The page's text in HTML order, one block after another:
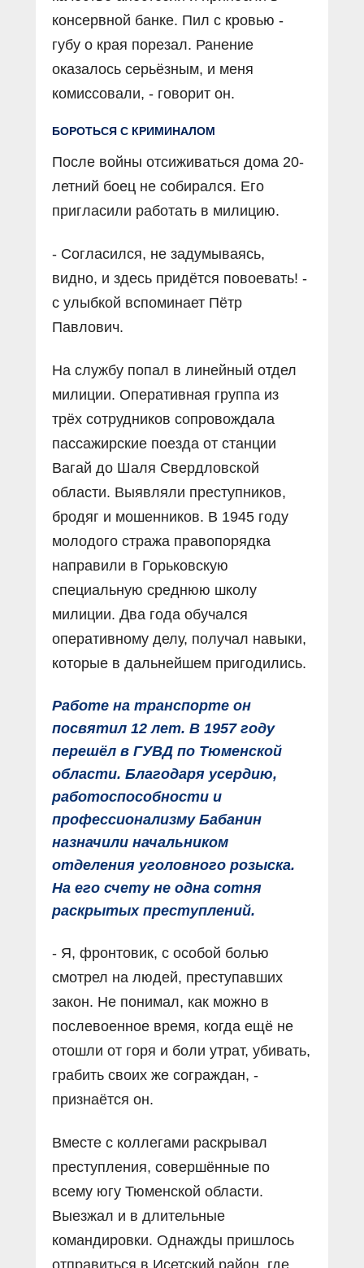
консервной банке. Пил с кровью -
губу о края порезал. Ранение
оказалось серьёзным, и меня
комиссовали, - говорит он.
БОРОТЬСЯ С КРИМИНАЛОМ
После войны отсиживаться дома 20-
летний боец не собирался. Его
пригласили работать в милицию.
- Согласился, не задумываясь,
видно, и здесь придётся повоевать! -
с улыбкой вспоминает Пётр
Павлович.
На службу попал в линейный отдел
милиции. Оперативная группа из
трёх сотрудников сопровождала
пассажирские поезда от станции
Вагай до Шаля Свердловской
области. Выявляли преступников,
бродяг и мошенников. В 1945 году
молодого стража правопорядка
направили в Горьковскую
специальную среднюю школу
милиции. Два года обучался
оперативному делу, получал навыки,
которые в дальнейшем пригодились.
Работе на транспорте он
посвятил 12 лет. В 1957 году
перешёл в ГУВД по Тюменской
области. Благодаря усердию,
работоспособности и
профессионализму Бабанин
назначили начальником
отделения уголовного розыска.
На его счету не одна сотня
раскрытых преступлений.
- Я, фронтовик, с особой болью
смотрел на людей, преступавших
закон. Не понимал, как можно в
послевоенное время, когда ещё не
отошли от горя и боли утрат, убивать,
грабить своих же сограждан, -
признаётся он.
Вместе с коллегами раскрывал
преступления, совершённые по
всему югу Тюменской области.
Выезжал и в длительные
командировки. Однажды пришлось
отправиться в Исетский район, где